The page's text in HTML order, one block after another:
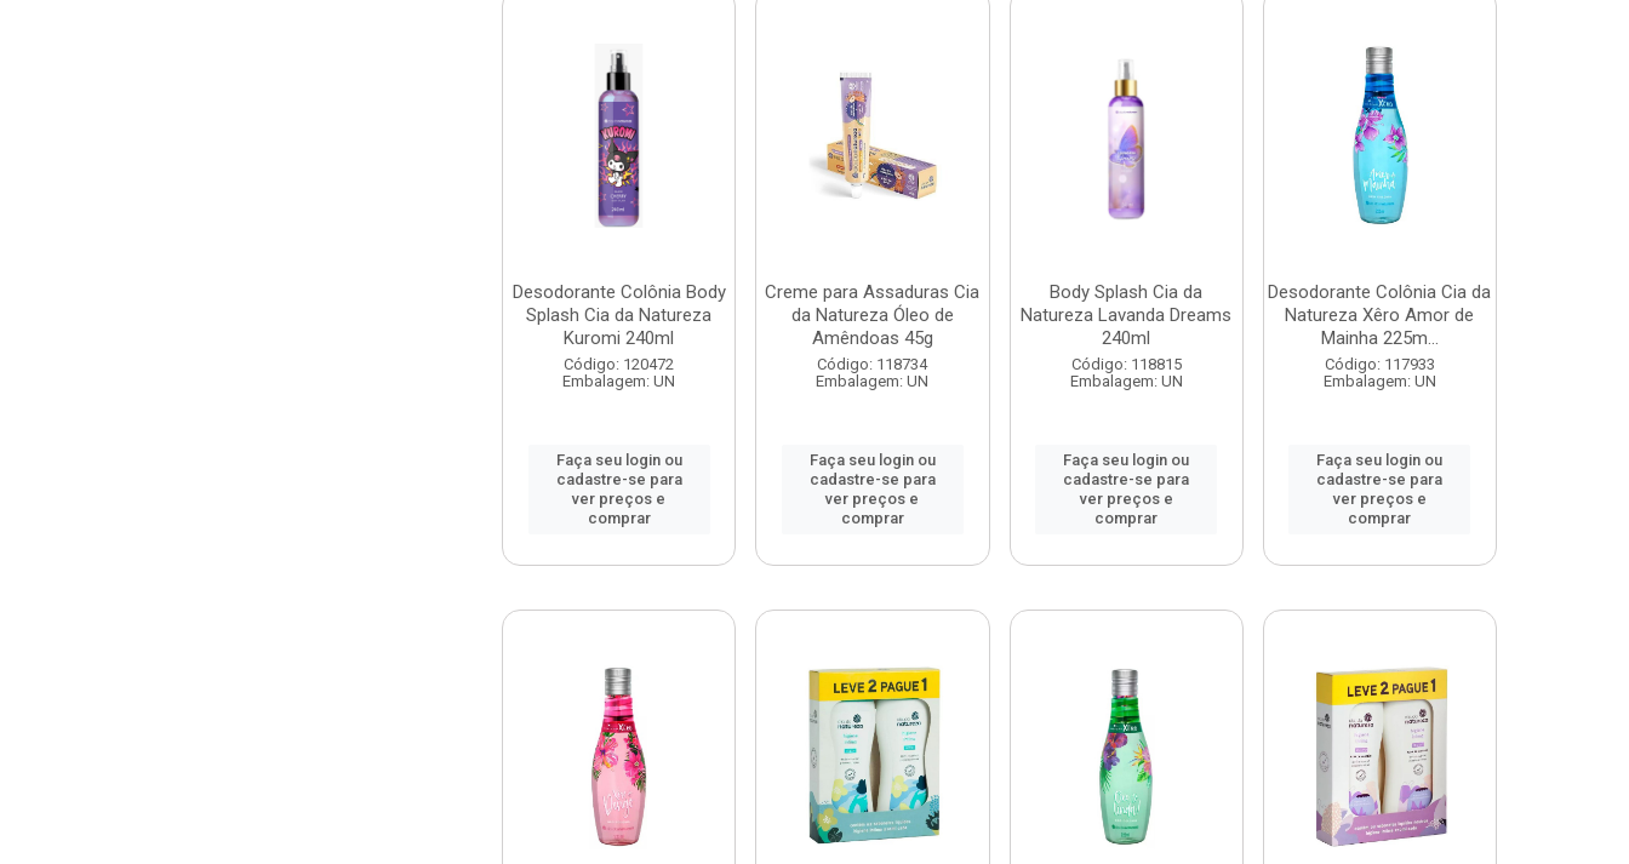
Desodorante Colônia Body
Splash Cia da Natureza
Kuromi 240ml
Código: 120472
Embalagem: UN
Faça seu login ou
cadastre-se para
ver preços e
comprar
Creme para Assaduras Cia
da Natureza Óleo de
Amêndoas 45g
Código: 118734
Embalagem: UN
Faça seu login ou
cadastre-se para
ver preços e
comprar
Body Splash Cia da
Natureza Lavanda Dreams
240ml
Código: 118815
Embalagem: UN
Faça seu login ou
cadastre-se para
ver preços e
comprar
Desodorante Colônia Cia da
Natureza Xêro Amor de
Mainha 225m...
Código: 117933
Embalagem: UN
Faça seu login ou
cadastre-se para
ver preços e
comprar